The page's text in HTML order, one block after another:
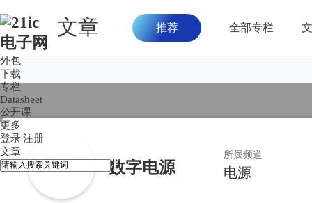
数字电源
所属频道
电源
首页
论坛
外包
下载
专栏
Datasheet
公开课
更多
登录|注册
文章
文章 推荐 全部专栏